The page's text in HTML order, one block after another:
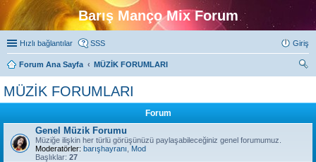
Barış Manço Mix Forum
Hızlı bağlantılar SSS Giriş
Forum Ana Sayfa
MÜZİK FORUMLARI
MÜZİK FORUMLARI
Forum
Genel Müzik Forumu
Müziğe ilişkin her türlü görüşünüzü paylaşabileceğiniz genel forumumuz.
Moderatörler: barışhayranı
Mod
Başlıklar: 27